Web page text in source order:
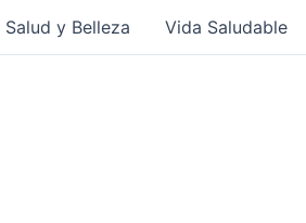
Salud y Belleza Vida Saludable